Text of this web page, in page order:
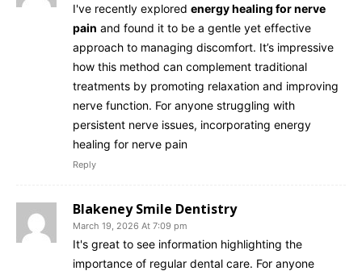
I've recently explored energy healing for nerve
pain and found it to be a gentle yet effective
approach to managing discomfort. It’s impressive
how this method can complement traditional
treatments by promoting relaxation and improving
nerve function. For anyone struggling with
persistent nerve issues, incorporating energy
healing for nerve pain
Reply
Blakeney Smile Dentistry
March 19, 2026 At 7:09 pm
It's great to see information highlighting the
importance of regular dental care. For anyone